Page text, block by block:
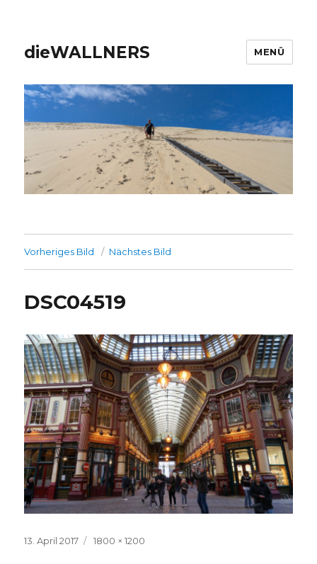
dieWALLNERS MENÜ
Vorheriges Bild Nächstes Bild
DSC04519
Veröffentlicht
13. April 2017
Volle
1800 × 1200